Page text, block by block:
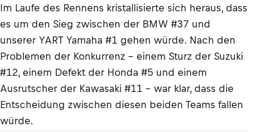
Im Laufe des Rennens kristallisierte sich heraus, dass
es um den Sieg zwischen der BMW #37 und
unserer YART Yamaha #1 gehen würde. Nach den
Problemen der Konkurrenz – einem Sturz der Suzuki
#12, einem Defekt der Honda #5 und einem
Ausrutscher der Kawasaki #11 – war klar, dass die
Entscheidung zwischen diesen beiden Teams fallen
würde.